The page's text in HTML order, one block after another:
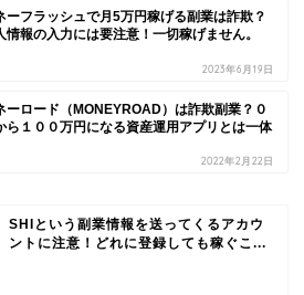
ーフラッシュで月5万円稼げる副業は詐欺？
情報の入力には要注意！一切稼げません。
2023年6月19日
ーロード（MONEYROAD）は詐欺副業？０
ら１００万円になる資産運用アプリとは一体
2022年2月22日
SHIという副業情報を送ってくるアカウ
ントに注意！どれに登録しても稼ぐこ...